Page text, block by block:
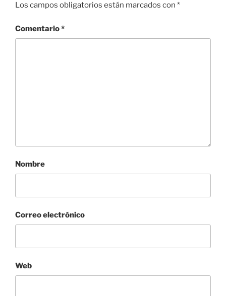
Los campos obligatorios están marcados con *
Comentario*
Nombre
Correo electrónico
Web